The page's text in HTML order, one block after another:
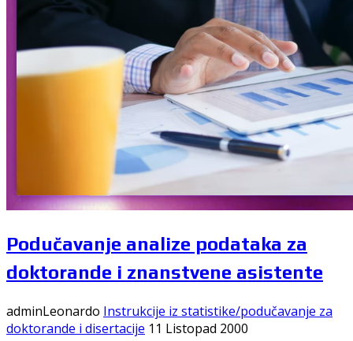
Podučavanje analize podataka za
doktorande i znanstvene asistente
adminLeonardo Instrukcije iz statistike/podučavanje za
doktorande i disertacije 11 Listopad 2000